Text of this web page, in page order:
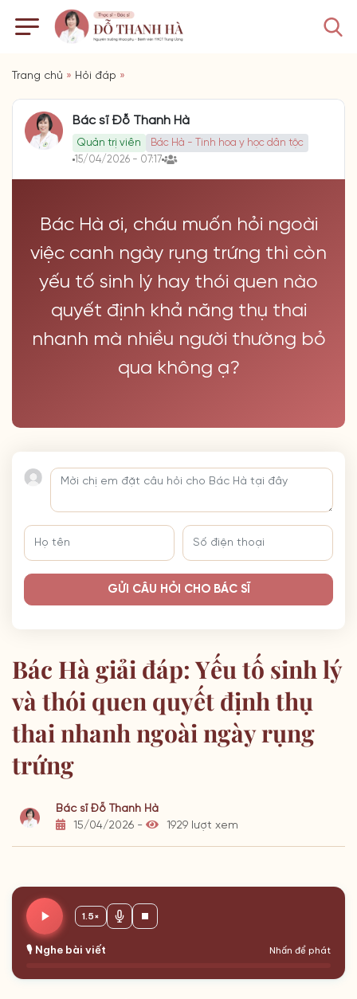
Trang chủ » Hỏi đáp »
Bác sĩ Đỗ Thanh Hà
Quản trị viên
Bác Hà - Tinh hoa y học dân tộc
15/04/2026 - 07:17
Bác Hà ơi, cháu muốn hỏi ngoài
việc canh ngày rụng trứng thì còn
yếu tố sinh lý hay thói quen nào
quyết định khả năng thụ thai
nhanh mà nhiều người thường bỏ
qua không ạ?
GỬI CÂU HỎI CHO BÁC SĨ
Bác Hà giải đáp: Yếu tố sinh lý
và thói quen quyết định thụ
thai nhanh ngoài ngày rụng
trứng
Bác sĩ Đỗ Thanh Hà
15/04/2026 -
1929 lượt xem
🎙️ Nghe bài viết Nhấn để phát
1.5×